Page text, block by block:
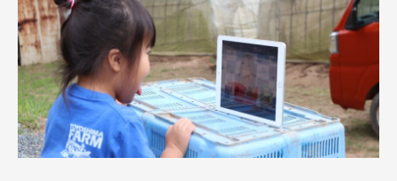
求人情報
会社概要
ブログ
お問い合わせ